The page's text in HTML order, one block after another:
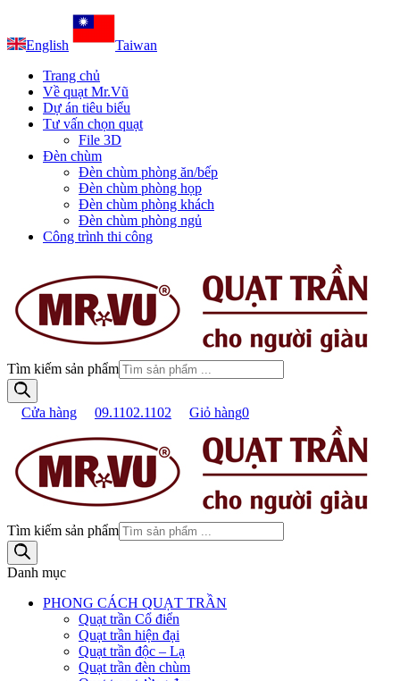
English
Taiwan
Trang chủ
Về quạt Mr.Vũ
Dự án tiêu biểu
Tư vấn chọn quạt
File 3D
Đèn chùm
Đèn chùm phòng ăn/bếp
Đèn chùm phòng họp
Đèn chùm phòng khách
Đèn chùm phòng ngủ
Công trình thi công
Tìm kiếm sản phẩm
Cửa hàng 09.1102.1102 Giỏ hàng0
Tìm kiếm sản phẩm
Danh mục
PHONG CÁCH QUẠT TRẦN
Quạt trần Cổ điển
Quạt trần hiện đại
Quạt trần độc – Lạ
Quạt trần đèn chùm